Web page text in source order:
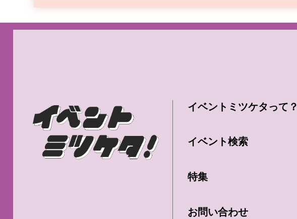
イベントミツケタって？
イベント検索
特集
お問い合わせ